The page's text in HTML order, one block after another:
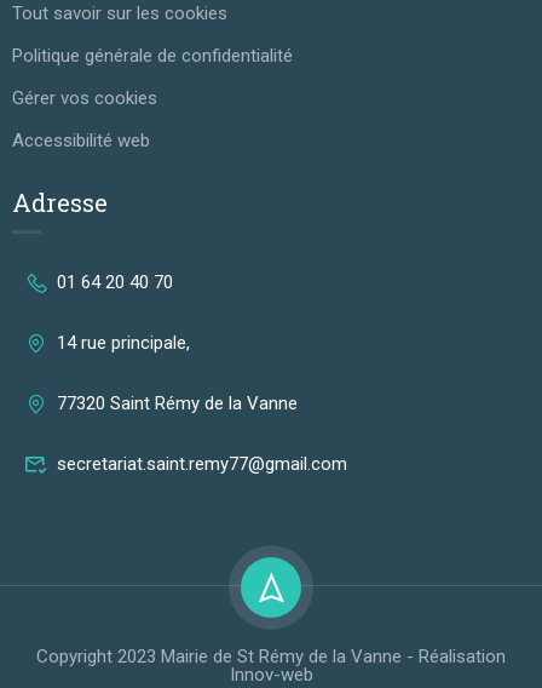
Tout savoir sur les cookies
Politique générale de confidentialité
Gérer vos cookies
Accessibilité web
Adresse
01 64 20 40 70
14 rue principale,
77320 Saint Rémy de la Vanne
secretariat.saint.remy77@gmail.com
Copyright 2023 Mairie de St Rémy de la Vanne - Réalisation
Innov-web